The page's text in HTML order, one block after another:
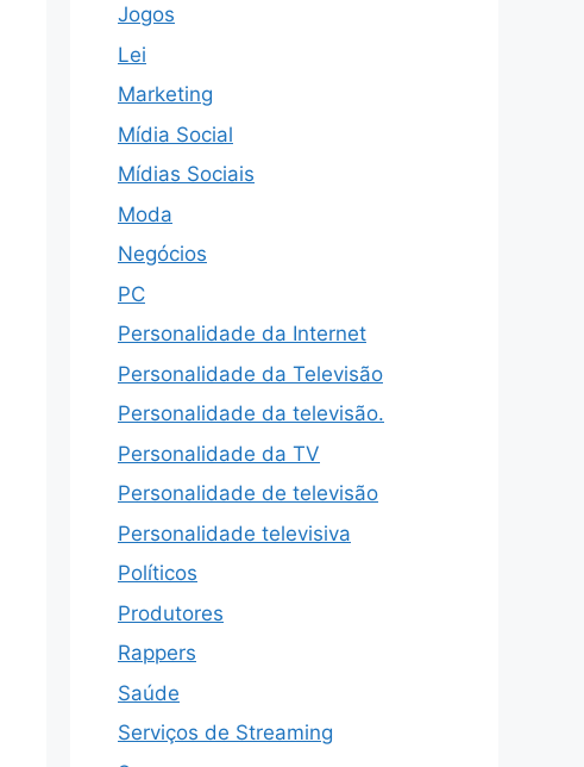
Jogos
Lei
Marketing
Mídia Social
Mídias Sociais
Moda
Negócios
PC
Personalidade da Internet
Personalidade da Televisão
Personalidade da televisão.
Personalidade da TV
Personalidade de televisão
Personalidade televisiva
Políticos
Produtores
Rappers
Saúde
Serviços de Streaming